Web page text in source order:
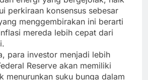
perkiraan konsensus sebesar
menggembirakan ini berarti
mereda lebih cepat dari
para investor menjadi lebih
Reserve akan memiliki
menurunkan suku bunga dalam